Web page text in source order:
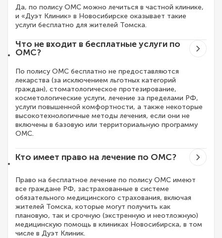
Да, по полису ОМС можно лечиться в частной клинике,
и «Дуэт Клиник» в Новосибирске оказывает такие
услуги бесплатно для жителей Томска.
Что не входит в бесплатные услуги по
ОМС?
По полису ОМС бесплатно не предоставляются
лекарства (за исключением льготных категорий
граждан), стоматологическое протезирование,
косметологические услуги, лечение за пределами РФ,
услуги повышенной комфортности, а также некоторые
высокотехнологичные методы лечения, если они не
включены в базовую или территориальную программу
ОМС.
Кто имеет право на лечение по ОМС?
Право на бесплатное лечение по полису ОМС имеют
все граждане РФ, застрахованные в системе
обязательного медицинского страхования, включая
жителей Томска, которые могут получить как
плановую, так и срочную (экстренную и неотложную)
медицинскую помощь в клиниках Новосибирска, в том
числе в Дуэт Клиник.